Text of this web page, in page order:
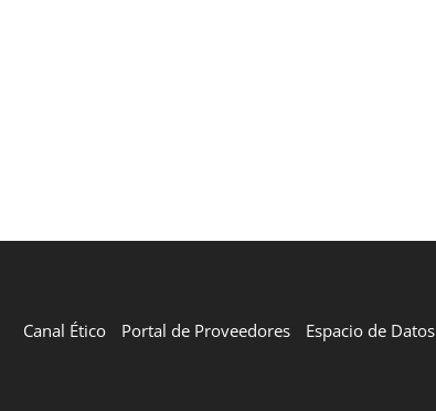
Canal Ético Portal de Proveedores Espacio de Datos